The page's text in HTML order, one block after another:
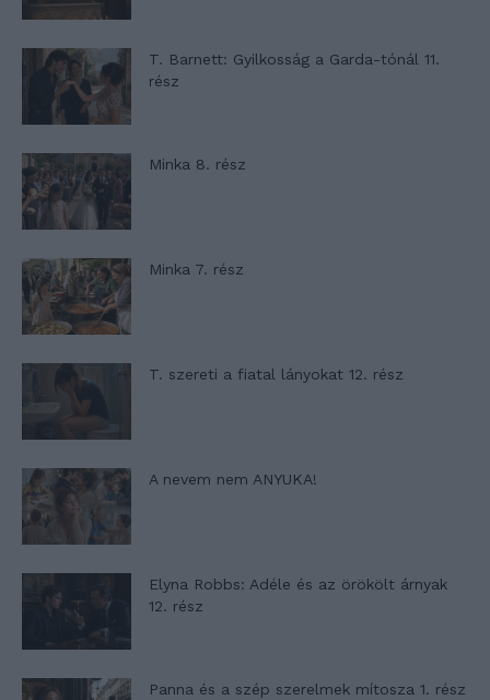
T. Barnett: Gyilkosság a Garda-tónál 11.
rész
Minka 8. rész
Minka 7. rész
T. szereti a fiatal lányokat 12. rész
A nevem nem ANYUKA!
Elyna Robbs: Adéle és az örökölt árnyak
12. rész
Panna és a szép szerelmek mítosza 1. rész